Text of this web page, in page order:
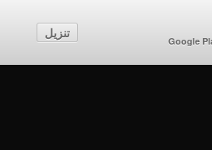
تنزيل
إنشاء حساب